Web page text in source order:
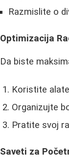
Razmislite o
Optimizacija
Da biste
Koristite
Organizujte
Pratite svoj
Saveti za